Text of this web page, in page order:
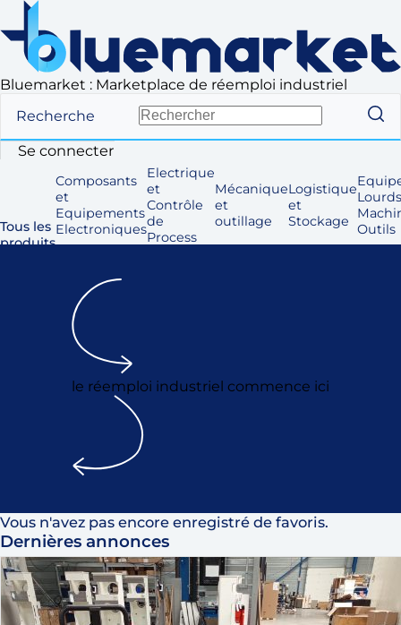
Bluemarket : Marketplace de réemploi industriel
Recherche
Se connecter
Tous les
produits
Composants
et
Equipements
Electroniques
Electrique
et
Contrôle
de
Process
Mécanique
et
outillage
Logistique
et
Stockage Outils
le réemploi industriel commence ici
Vous n'avez pas encore enregistré de favoris.
Dernières annonces